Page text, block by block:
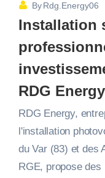
ByRdg.energy06
Installation
RDG Energy
RDG Energy,
l'installation
du Var (83) et des
RGE, propose